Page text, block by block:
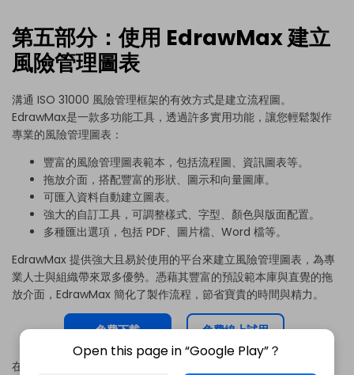
第五部分：使用 EdrawMax 建立
風險管理圖表
溝通 ISO 31000 風險管理框架的有效方式是建立流程圖。
EdrawMax是一款多功能工具，透過許多實用功能，讓您輕鬆製作
專業的風險管理圖表：
豐富的風險管理圖表範本，包括流程圖、資訊圖表等。
拖放介面，搭配豐富的形狀、圖示和向量圖庫。
可匯入資料自動建立圖表。
強大的自訂工具，可調整樣式、字型、顏色與版面配置。
多種匯出選項，包括 PDF、圖片檔、Word 檔等。
EdrawMax 提供強大且易於使用的平台來建立風險管理圖表 ，為專
業人士與組織帶來眾多優勢。憑藉其豐富的預設範本庫與直覺的拖
放介面，EdrawMax 簡化了製作流程，節省寶貴的時間與精力。
免費下載 免費線上試用
在 EdrawMax 中製作 ISO 31000 風險管理圖表的主要步驟為：
Open this page in “Google Play”？